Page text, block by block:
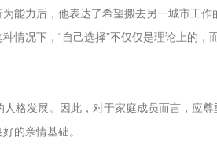
能力后，他表达了希望搬去另一城市工作
情况下，“自己选择”不仅仅是理论上的，
格发展。因此，对于家庭成员而言，应尊
的亲情基础。